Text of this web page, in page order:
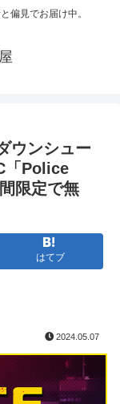
偏見でお届け中。
ウンシュー
「Police
限定で無
はてブ
2024.05.07